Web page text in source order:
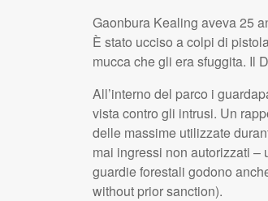
Gaonbura Kealing aveva 25
È stato ucciso a colpi di
mucca che gli era sfuggita. Il
All’interno del parco i
vista contro gli intrusi. Un
delle massime utilizzate
mai ingressi non autorizzati –
guardie forestali godono
without prior sanction).